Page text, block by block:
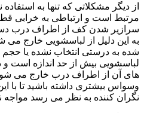
از دیگر مشکلاتی که تنها به
مرتبط است و ارتباطی به خرابی
سرازیر شدن کف از اطراف درب
به این دلیل از لباسشویی خارج می
شده به درستی انتخاب نشده یا
لباسشویی بیش از حد اندازه است
های آن از اطراف درب خارج می شود؛
وسواس بیشتری داشته باشید تا با
نگران کننده به نظر می رسد مواجه